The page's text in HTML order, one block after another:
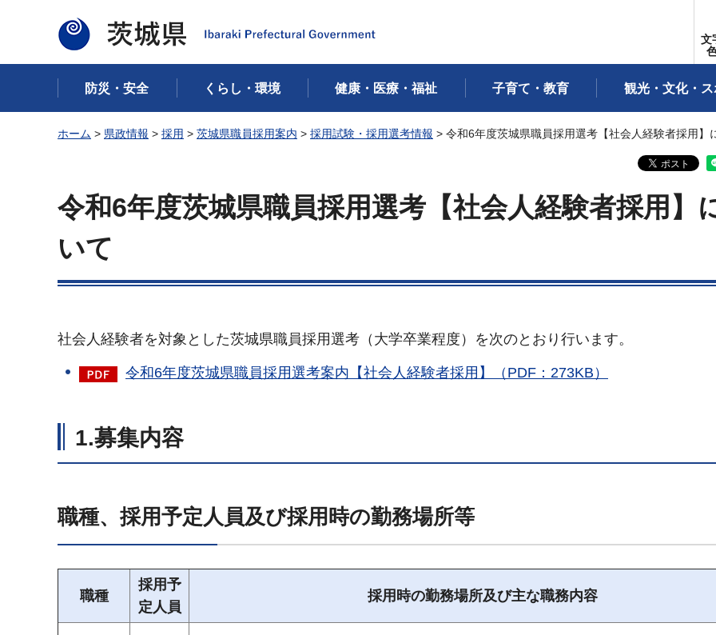
茨城県
文
防災・安全 くらし・環境 健康・医療・福祉 子育て・教育 観光・文化・
ホーム > 県政情報 > 採用 > 茨城県職員採用案内 > 採用試験・採用選考情報 > 令和6年度茨城県職員採用選考【社会人経験者採用】
令和6年度茨城県職員採用選考【社会人経験者採用】
いて
社会人経験者を対象とした茨城県職員採用選考（大学卒業程度）を次のとおり行います。
令和6年度茨城県職員採用選考案内【社会人経験者採用】（PDF：273KB）
1.募集内容
職種、採用予定人員及び採用時の勤務場所等
職種
採用予
定人員
採用時の勤務場所及び主な職務内容